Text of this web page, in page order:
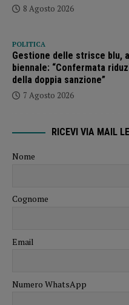
8 Agosto 2026
POLITICA
Gestione delle strisce blu,
biennale: “Confermata
della doppia sanzione”
7 Agosto 2026
RICEVI VIA MAIL
Nome
Cognome
Email
Numero WhatsApp